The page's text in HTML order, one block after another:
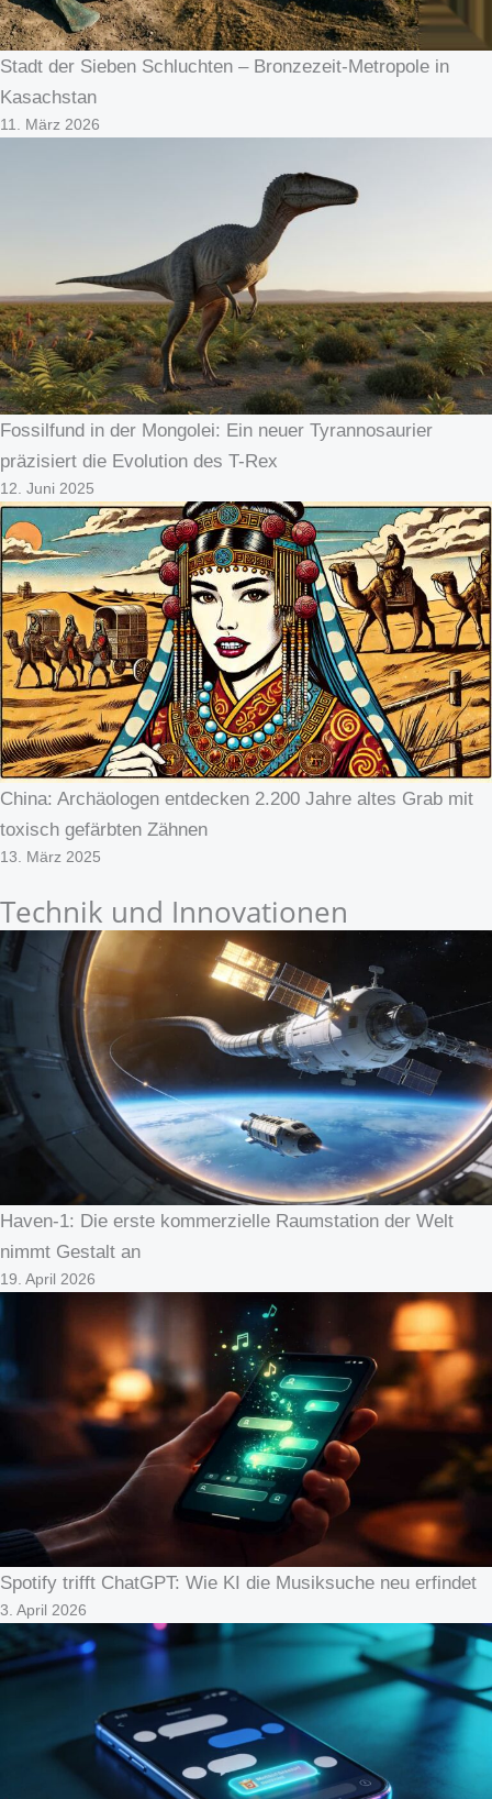
Stadt der Sieben Schluchten – Bronzezeit-Metropole in
Kasachstan
11. März 2026
Fossilfund in der Mongolei: Ein neuer Tyrannosaurier
präzisiert die Evolution des T-Rex
12. Juni 2025
China: Archäologen entdecken 2.200 Jahre altes Grab mit
toxisch gefärbten Zähnen
13. März 2025
Technik und Innovationen
Haven-1: Die erste kommerzielle Raumstation der Welt
nimmt Gestalt an
19. April 2026
Spotify trifft ChatGPT: Wie KI die Musiksuche neu erfindet
3. April 2026